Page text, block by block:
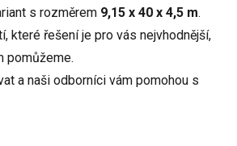
s rozměrem 9,15 x 40 x 4,5 m.
které řešení je pro vás nejvhodnější,
pomůžeme.
a naši odborníci vám pomohou s